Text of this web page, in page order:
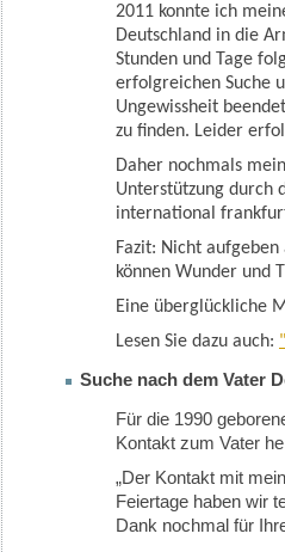
2011 konnte ich
Deutschland in die
Stunden und Tage
erfolgreichen Suche
Ungewissheit
zu finden. Leider
Daher nochmals
Unterstützung durch
international
Fazit: Nicht
können Wunder und
Eine überglückliche
Lesen Sie dazu auch:
Suche nach dem Vater
Für die 1990
Kontakt zum Vater
„Der Kontakt mit
Feiertage haben wir
Dank nochmal für